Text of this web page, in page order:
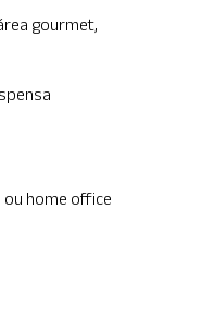
gourmet,
home office